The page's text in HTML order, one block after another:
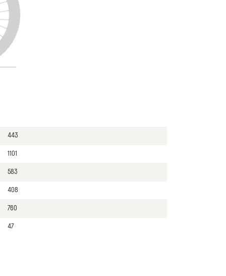
443
1101
583
408
760
47